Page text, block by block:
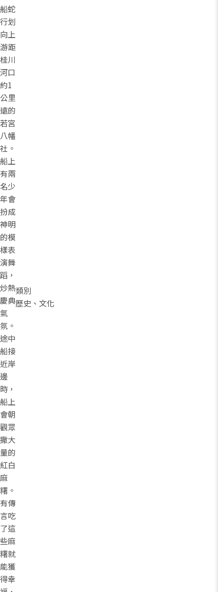
船蛇
行划
向上
游距
桂川
河口
約1
公里
遠的
若宮
八幡
社。
船上
有兩
名少
年會
扮成
神明
的模
樣表
演舞
蹈，
炒熱
慶典
氣
氛。
途中
船接
近岸
邊
時，
船上
會朝
觀眾
撒大
量的
紅白
麻
糬。
有傳
言吃
了這
些麻
糬就
能獲
得幸
類別
歷史、文化